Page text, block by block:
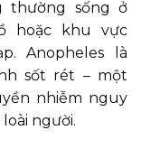
thường sống ở
hoặc khu vực
Anopheles là
sốt rét – một
nhiễm nguy
người.